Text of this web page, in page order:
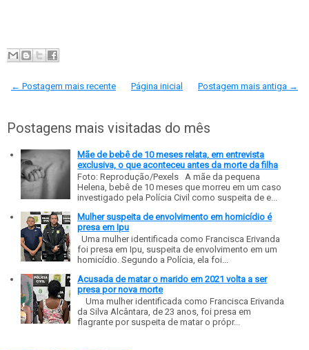
← Postagem mais recente Postagem mais antiga →
Página inicial
Postagens mais visitadas do mês
Mãe de bebê de 10 meses relata, em entrevista
exclusiva, o que aconteceu antes da morte da filha
Foto: Reprodução/Pexels A mãe da pequena
Helena, bebê de 10 meses que morreu em um caso
investigado pela Polícia Civil como suspeita de e...
Mulher suspeita de envolvimento em homicídio é
presa em Ipu
Uma mulher identificada como Francisca Erivanda
foi presa em Ipu, suspeita de envolvimento em um
homicídio. Segundo a Polícia, ela foi...
Acusada de matar o marido em 2021 volta a ser
presa por nova morte
Uma mulher identificada como Francisca Erivanda
da Silva Alcântara, de 23 anos, foi presa em
flagrante por suspeita de matar o própr...